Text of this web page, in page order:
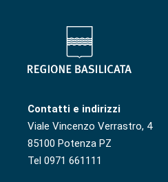
Contatti e indirizzi
Viale Vincenzo Verrastro, 4
85100 Potenza PZ
Tel 0971 661111